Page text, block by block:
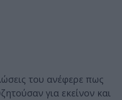
του ανέφερε πως
για εκείνον και